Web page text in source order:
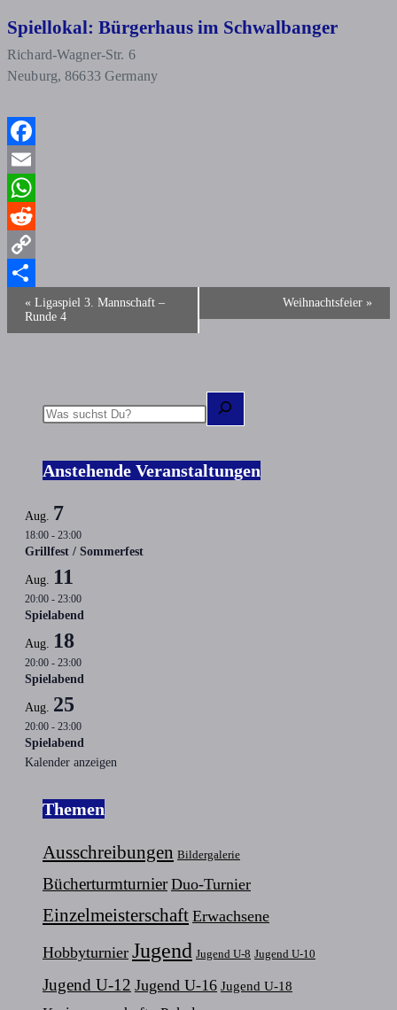
Spiellokal: Bürgerhaus im Schwalbanger
Richard-Wagner-Str. 6
Neuburg, 86633 Germany
Facebook
Email
WhatsApp
Reddit
Copy
Link
Teilen
Veranstaltung-
Navigation
« Ligaspiel 3. Mannschaft –
Runde 4
Weihnachtsfeier »
Suchen
Anstehende Veranstaltungen
Aug. 7
18:00 - 23:00
Grillfest / Sommerfest
Aug. 11
20:00 - 23:00
Spielabend
Aug. 18
20:00 - 23:00
Spielabend
Aug. 25
20:00 - 23:00
Spielabend
Kalender anzeigen
Themen
Ausschreibungen Bildergalerie
Bücherturmturnier Duo-Turnier
Einzelmeisterschaft Erwachsene
Hobbyturnier Jugend Jugend U-8 Jugend U-10
Jugend U-12 Jugend U-16 Jugend U-18